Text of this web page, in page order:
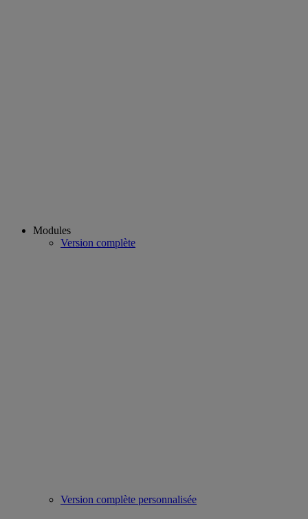
Modules
Version complète
Version complète personnalisée